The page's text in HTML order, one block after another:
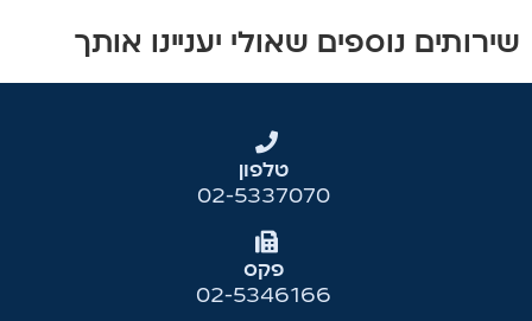
שירותים נוספים שאולי יעניינו אותך
טלפון
02-5337070
פקס
02-5346166